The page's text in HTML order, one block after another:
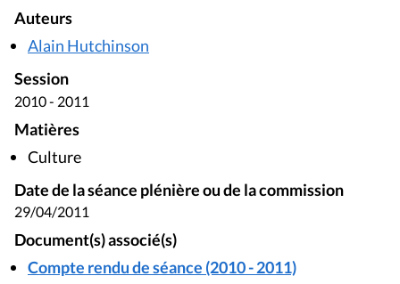
Auteurs
Alain Hutchinson
Session
2010 - 2011
Matières
Culture
Date de la séance plénière ou de la commission
29/04/2011
Document(s) associé(s)
Compte rendu de séance (2010 - 2011)